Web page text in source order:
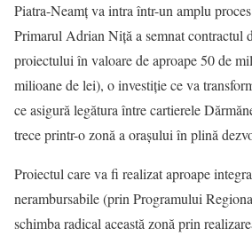
Piatra-Neamț va intra într-un amplu
Primarul Adrian Niță a semnat contractul
proiectului în valoare de aproape 50 de
milioane de lei), o investiție ce va
ce asigură legătura între cartierele
trece printr-o zonă a orașului în plină
Proiectul care va fi realizat aproape
nerambursabile (prin Programului
schimba radical această zonă prin